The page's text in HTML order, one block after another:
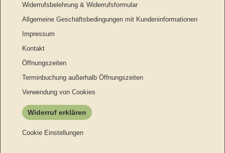
Widerrufsbelehrung & Widerrufsformular
Allgemeine Geschäftsbedingungen mit Kundeninformationen
Impressum
Kontakt
Öffnungszeiten
Terminbuchung außerhalb Öffnungszeiten
Verwendung von Cookies
Widerruf erklären
Cookie Einstellungen